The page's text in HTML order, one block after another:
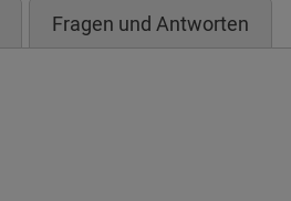
Fragen und Antworten